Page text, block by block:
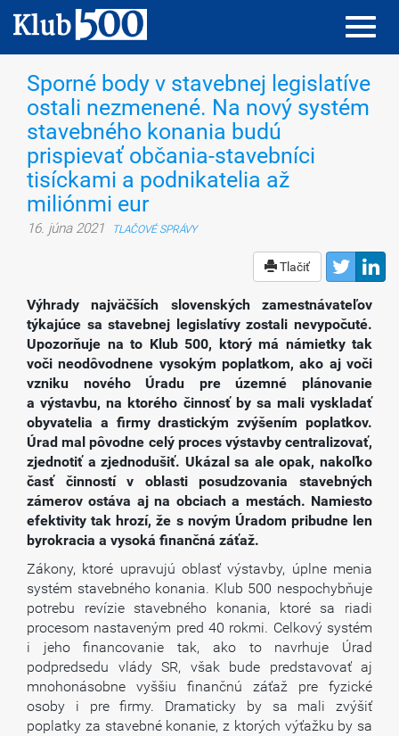
Sporné body v stavebnej legislatíve
ostali nezmenené. Na nový systém
stavebného konania budú
prispievať občania-stavebníci
tisíckami a podnikatelia až
miliónmi eur
16. júna 2021 TLAČOVÉ SPRÁVY
Tlačiť
Výhrady najväčších slovenských zamestnávateľov
týkajúce sa stavebnej legislatívy zostali nevypočuté.
Upozorňuje na to Klub 500, ktorý má námietky tak
voči neodôvodnene vysokým poplatkom, ako aj voči
vzniku nového Úradu pre územné plánovanie
a výstavbu, na ktorého činnosť by sa mali vyskladať
obyvatelia a firmy drastickým zvýšením poplatkov.
Úrad mal pôvodne celý proces výstavby centralizovať,
zjednotiť a zjednodušiť. Ukázal sa ale opak, nakoľko
časť činností v oblasti posudzovania stavebných
zámerov ostáva aj na obciach a mestách. Namiesto
efektivity tak hrozí, že s novým Úradom pribudne len
byrokracia a vysoká finančná záťaž.
Zákony, ktoré upravujú oblasť výstavby, úplne menia
systém stavebného konania. Klub 500 nespochybňuje
potrebu revízie stavebného konania, ktoré sa riadi
procesom nastaveným pred 40 rokmi. Celkový systém
i jeho financovanie tak, ako to navrhuje Úrad
podpredsedu vlády SR, však bude predstavovať aj
mnohonásobne vyššiu finančnú záťaž
pre fyzické
osoby i pre firmy. Dramaticky by sa mali zvýšiť
poplatky za stavebné konanie, z ktorých výťažku by sa